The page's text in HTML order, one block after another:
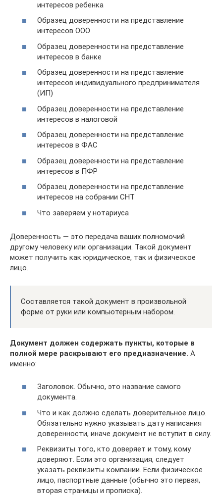
интересов ребенка
Образец доверенности на представление
интересов ООО
Образец доверенности на представление
интересов в банке
Образец доверенности на представление
интересов индивидуального предпринимателя
(ИП)
Образец доверенности на представление
интересов в налоговой
Образец доверенности на представление
интересов в ФАС
Образец доверенности на представление
интересов в ПФР
Образец доверенности на представление
интересов на собрании СНТ
Что заверяем у нотариуса
Доверенность — это передача ваших полномочий
другому человеку или организации. Такой документ
может получить как юридическое, так и физическое
лицо.
Составляется такой документ в произвольной
форме от руки или компьютерным набором.
Документ должен содержать пункты, которые в
полной мере раскрывают его предназначение. А
именно:
Заголовок. Обычно, это название самого
документа.
Что и как должно сделать доверительное лицо.
Обязательно нужно указывать дату написания
доверенности, иначе документ не вступит в силу.
Реквизиты того, кто доверяет и тому, кому
доверяют. Если это организация, следует
указать реквизиты компании. Если физическое
лицо, паспортные данные (обычно это первая,
вторая страницы и прописка).